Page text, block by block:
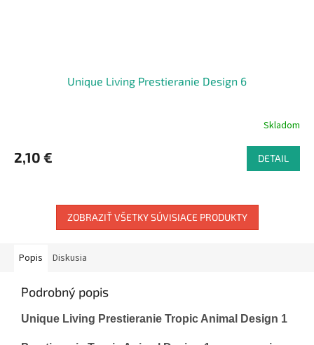
Unique Living Prestieranie Design 6
Skladom
2,10 € DETAIL
ZOBRAZIŤ VŠETKY SÚVISIACE PRODUKTY
Popis Diskusia
Podrobný popis
Unique Living Prestieranie Tropic Animal Design 1